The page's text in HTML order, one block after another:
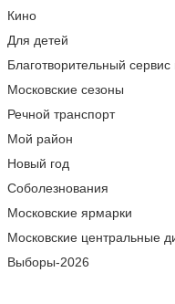
Кино
Для детей
Благотворительный сервис
Московские сезоны
Речной транспорт
Мой район
Новый год
Соболезнования
Московские ярмарки
Московские центральные
Выборы-2026